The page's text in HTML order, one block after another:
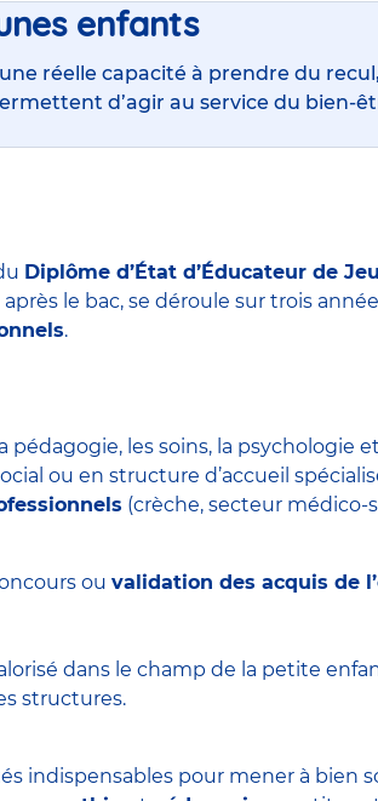
enfants
réelle capacité à prendre du
d’agir au service du bien-
Diplôme d’État d’Éducateur de
après le bac, se déroule sur trois
.
pédagogie, les soins, la psychologie
ou en structure d’accueil
(crèche, secteur médico-
ou validation des acquis de
dans le champ de la petite
structures.
indispensables pour mener à bien